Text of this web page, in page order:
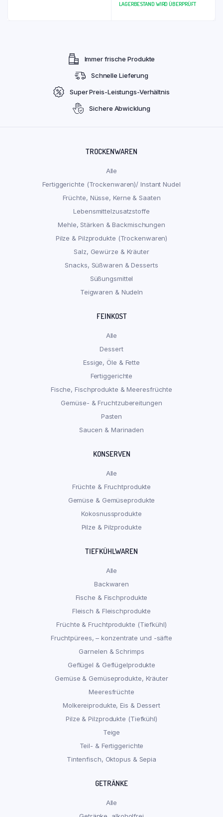
LAGERBESTAND WIRD ÜBERPRÜFT
Immer frische Produkte
Schnelle Lieferung
Super Preis-Leistungs-Verhältnis
Sichere Abwicklung
TROCKENWAREN
Alle
Fertiggerichte (Trockenwaren)/ Instant Nudel
Früchte, Nüsse, Kerne & Saaten
Lebensmittelzusatzstoffe
Mehle, Stärken & Backmischungen
Pilze & Pilzprodukte (Trockenwaren)
Salz, Gewürze & Kräuter
Snacks, Süßwaren & Desserts
Süßungsmittel
Teigwaren & Nudeln
FEINKOST
Alle
Dessert
Essige, Öle & Fette
Fertiggerichte
Fische, Fischprodukte & Meeresfrüchte
Gemüse- & Fruchtzubereitungen
Pasten
Saucen & Marinaden
KONSERVEN
Alle
Früchte & Fruchtprodukte
Gemüse & Gemüseprodukte
Kokosnussprodukte
Pilze & Pilzprodukte
TIEFKÜHLWAREN
Alle
Backwaren
Fische & Fischprodukte
Fleisch & Fleischprodukte
Früchte & Fruchtprodukte (Tiefkühl)
Fruchtpürees, – konzentrate und -säfte
Garnelen & Schrimps
Geflügel & Geflügelprodukte
Gemüse & Gemüseprodukte, Kräuter
Meeresfrüchte
Molkereiprodukte, Eis & Dessert
Pilze & Pilzprodukte (Tiefkühl)
Teige
Teil- & Fertiggerichte
Tintenfisch, Oktopus & Sepia
GETRÄNKE
Alle